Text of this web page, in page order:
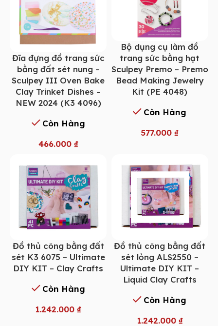
Đĩa đựng đồ trang sức
bằng đất sét nung –
Sculpey III Oven Bake
Clay Trinket Dishes –
NEW 2024 (K3 4096)
Còn Hàng
466.000 ₫
Bộ dụng cụ làm đồ
trang sức bằng hạt
Sculpey Premo – Premo
Bead Making Jewelry
Kit (PE 4048)
Còn Hàng
577.000₫
Đồ thủ công bằng đất
sét K3 6075 – Ultimate
DIY KIT – Clay Crafts
Còn Hàng
1.242.000 ₫
Đồ thủ công bằng đất
sét lỏng ALS2550 –
Ultimate DIY KIT –
Liquid Clay Crafts
Còn Hàng
1.242.000 ₫